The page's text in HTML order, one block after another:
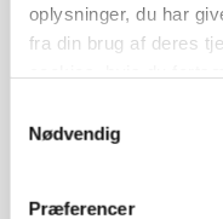
oplysninger, du har
fra din brug af deres
Nødvendig
Præferencer